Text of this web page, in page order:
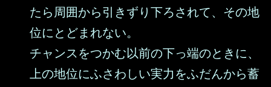
たら周囲から引きずり下ろされて、その地
位にとどまれない。
チャンスをつかむ以前の下っ端のときに、
上の地位にふさわしい実力をふだんから蓄